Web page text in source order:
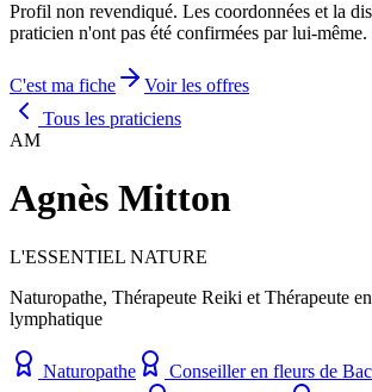
Profil non revendiqué. Les coordonnées et la
praticien n'ont pas été confirmées par lui-même.
C'est ma fiche
Voir les offres
Tous les praticiens
AM
Agnès Mitton
L'ESSENTIEL NATURE
Naturopathe, Thérapeute Reiki et Thérapeute
lymphatique
Naturopathe Conseiller en fleurs de